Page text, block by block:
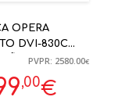
OPERA
DVI-830C
83CM C/
E
A+
PVPR: 2580.00€
,00€